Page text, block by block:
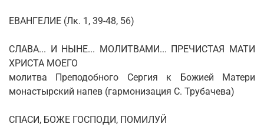
ЕВАНГЕЛИЕ (Лк. 1, 39-48, 56)
СЛАВА... И НЫНЕ... МОЛИТВАМИ... ПРЕЧИСТАЯ МАТИ
ХРИСТА МОЕГО
молитва Преподобного Сергия к Божией Матери
монастырский напев (гармонизация С. Трубачева)
СПАСИ, БОЖЕ ГОСПОДИ, ПОМИЛУЙ